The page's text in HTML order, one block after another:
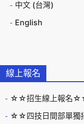
線上報名
☆☆招生線上報名
☆☆四技日間部單獨
中文 (台灣)
English